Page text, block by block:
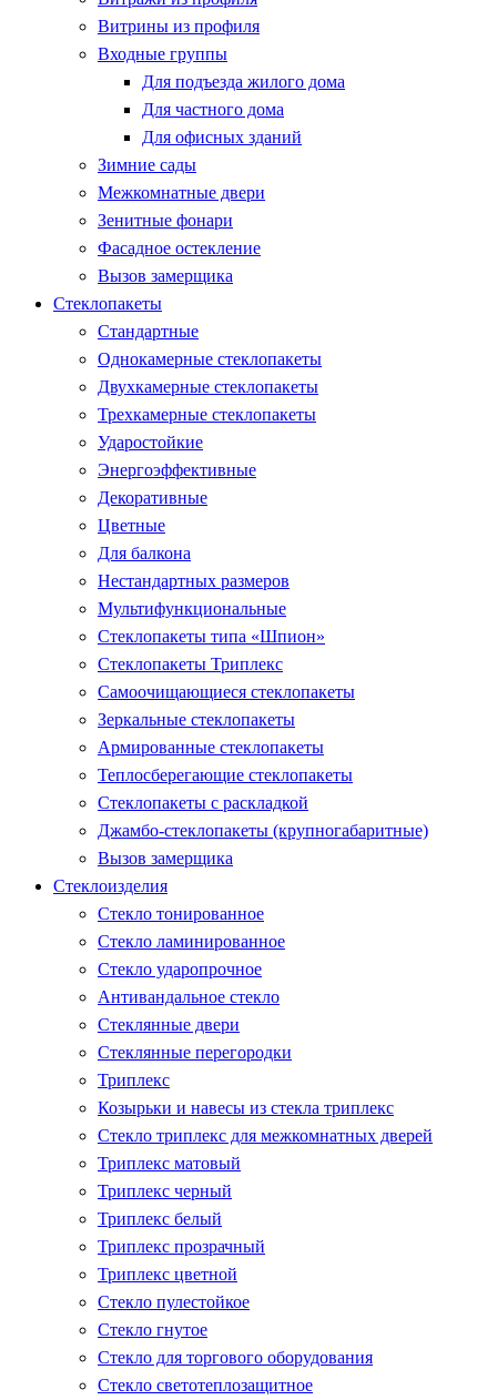
Витрины из профиля
Входные группы
Для подъезда жилого дома
Для частного дома
Для офисных зданий
Зимние сады
Межкомнатные двери
Зенитные фонари
Фасадное остекление
Вызов замерщика
Стеклопакеты
Стандартные
Однокамерные стеклопакеты
Двухкамерные стеклопакеты
Трехкамерные стеклопакеты
Ударостойкие
Энергоэффективные
Декоративные
Цветные
Для балкона
Нестандартных размеров
Мультифункциональные
Стеклопакеты типа «Шпион»
Стеклопакеты Триплекс
Самоочищающиеся стеклопакеты
Зеркальные стеклопакеты
Армированные стеклопакеты
Теплосберегающие стеклопакеты
Стеклопакеты с раскладкой
Джамбо-стеклопакеты (крупногабаритные)
Вызов замерщика
Стеклоизделия
Стекло тонированное
Стекло ламинированное
Стекло ударопрочное
Антивандальное стекло
Стеклянные двери
Стеклянные перегородки
Триплекс
Козырьки и навесы из стекла триплекс
Стекло триплекс для межкомнатных дверей
Триплекс матовый
Триплекс черный
Триплекс белый
Триплекс прозрачный
Триплекс цветной
Стекло пулестойкое
Стекло гнутое
Стекло для торгового оборудования
Стекло светотеплозащитное